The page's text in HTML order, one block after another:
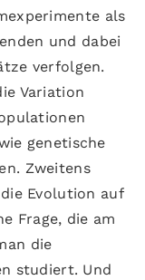
als
und dabei
verfolgen.
Variation
genetische
Zweitens
Evolution auf
Frage, die am
die
studiert. Und